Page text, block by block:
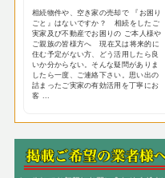
相続物件や、空き家の売却で 『お困り
ごと』はないですか？ 相続をしたご
実家及び不動産でお困りの ご本人様や
ご親族の皆様方へ 現在又は将来的に
住む予定がない方、どう活用したら良
いか分からない。そんな疑問がありま
したら一度、ご連絡下さい。思い出の
詰まったご実家の有効活用を丁寧にお
客 ...